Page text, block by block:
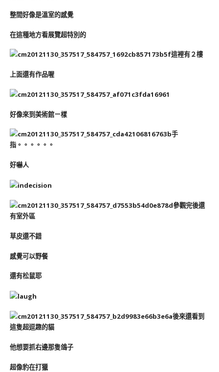
整間好像是溫室的感覺
在這種地方看展覽超特別的
這裡有２樓
上面還有作品喔
好像來到美術館ㄧ樣
手
指。。。。。。
好嚇人
參觀完後還
有室外區
草皮還不錯
感覺可以野餐
還有松鼠耶
後來還看到
這隻超逗趣的貓
他想要抓右邊那隻鴿子
超像豹在打獵